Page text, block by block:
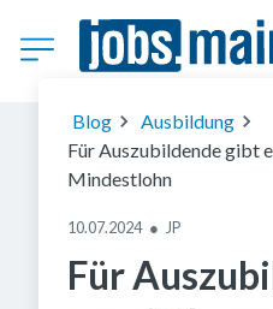
(c) Getty Images
Blog
Ausbildung
Für Auszubildende gibt
Mindestlohn
10.07.2024 ● JP
Für